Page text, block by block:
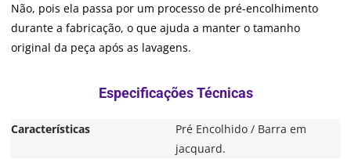
Não, pois ela passa por um processo de pré-encolhimento
durante a fabricação, o que ajuda a manter o tamanho
original da peça após as lavagens.
Características
Pré Encolhido / Barra em
jacquard.